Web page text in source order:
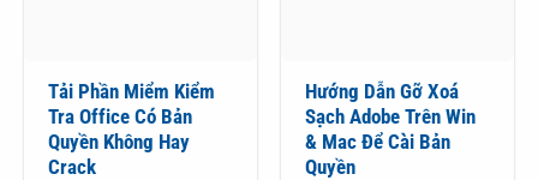
Tải Phần Miểm Kiểm
Tra Office Có Bản
Quyền Không Hay
Crack
Hướng Dẫn Gỡ Xoá
Sạch Adobe Trên Win
& Mac Để Cài Bản
Quyền